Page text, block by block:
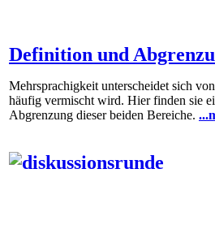
Definition und
Mehrsprachigkeit unterscheidet sich
häufig vermischt wird. Hier finden sie
Abgrenzung dieser beiden Bereiche.